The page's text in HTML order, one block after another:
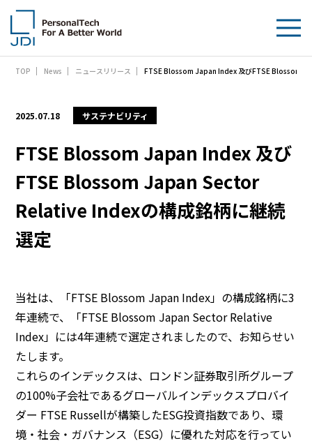
企業情報
製品・技術
サステナビリティ
IR情報
採用情報
News
BEYOND DISPLAY
Japanese English
TOP News ニュースリリース FTSE Blossom Japan Index 及びFTSE Blossom
2025.07.18 サステナビリティ
FTSE Blossom Japan Index 及び
FTSE Blossom Japan Sector
Relative Indexの構成銘柄に継続
選定
当社は、「FTSE Blossom Japan Index」の構成銘柄に3
年連続で、「FTSE Blossom Japan Sector Relative
Index」には4年連続で選定されましたので、お知らせい
たします。
これらのインデックスは、ロンドン証券取引所グループ
の100%子会社であるグローバルインデックスプロバイ
ダー FTSE Russellが構築したESG投資指数であり、環
境・社会・ガバナンス（ESG）に優れた対応を行ってい